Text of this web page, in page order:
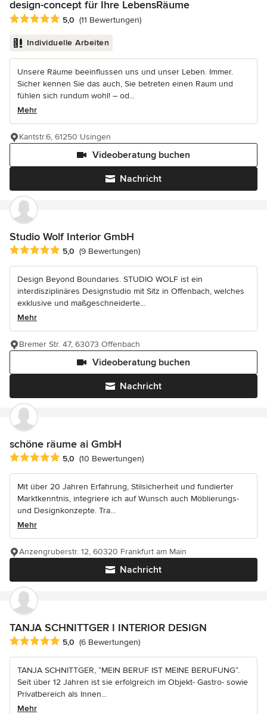
design-concept für Ihre LebensRäume
Durchschnittliche Bewertung: 5 von 5 Sternen
5,0 (11 Bewertungen)
Individuelle Arbeiten
Unsere Räume beeinflussen uns und unser Leben. Immer.
Sicher kennen Sie das auch, Sie betreten einen Raum und
fühlen sich rundum wohl! – od...
Mehr
Nachricht
Videoberatung buchen
Kantstr.6, 61250 Usingen
Studio Wolf Interior GmbH
Durchschnittliche Bewertung: 5 von 5 Sternen
5,0 (9 Bewertungen)
Design Beyond Boundaries. STUDIO WOLF ist ein
interdisziplinäres Designstudio mit Sitz in Offenbach, welches
exklusive und maßgeschneiderte...
Mehr
Nachricht
Videoberatung buchen
Bremer Str. 47, 63073 Offenbach
schöne räume ai GmbH
Durchschnittliche Bewertung: 5 von 5 Sternen
5,0 (10 Bewertungen)
Mit über 20 Jahren Erfahrung, Stilsicherheit und fundierter
Marktkenntnis, integriere ich auf Wunsch auch Möblierungs-
und Designkonzepte. Tra...
Mehr
Nachricht
Anzengruberstr. 12, 60320 Frankfurt am Main
TANJA SCHNITTGER I INTERIOR DESIGN
Durchschnittliche Bewertung: 5 von 5 Sternen
5,0 (6 Bewertungen)
TANJA SCHNITTGER, “MEIN BERUF IST MEINE BERUFUNG“.
Seit über 12 Jahren ist sie erfolgreich im Objekt- Gastro- sowie
Privatbereich als Innen...
Mehr